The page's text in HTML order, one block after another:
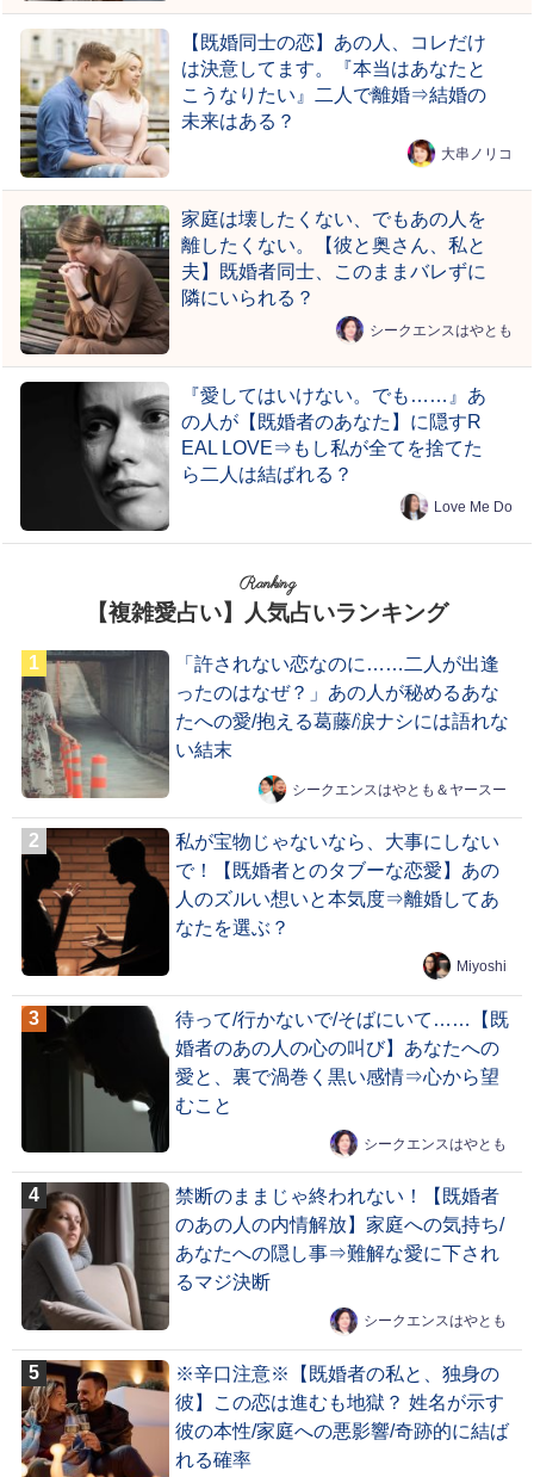
【既婚同士の恋】あの人、コレだけ
は決意してます。『本当はあなたと
こうなりたい』二人で離婚⇒結婚の
未来はある？
大串ノリコ
家庭は壊したくない、でもあの人を
離したくない。【彼と奥さん、私と
夫】既婚者同士、このままバレずに
隣にいられる？
シークエンスはやとも
『愛してはいけない。でも……』あ
の人が【既婚者のあなた】に隠すR
EAL LOVE⇒もし私が全てを捨てた
ら二人は結ばれる？
Love Me Do
Ranking
【複雑愛占い】人気占いランキング
「許されない恋なのに……二人が出逢
ったのはなぜ？」あの人が秘めるあな
たへの愛/抱える葛藤/涙ナシには語れな
い結末
シークエンスはやとも＆ヤースー
私が宝物じゃないなら、大事にしない
で！【既婚者とのタブーな恋愛】あの
人のズルい想いと本気度⇒離婚してあ
なたを選ぶ？
Miyoshi
待って/行かないで/そばにいて……【既
婚者のあの人の心の叫び】あなたへの
愛と、裏で渦巻く黒い感情⇒心から望
むこと
シークエンスはやとも
禁断のままじゃ終われない！【既婚者
のあの人の内情解放】家庭への気持ち/
あなたへの隠し事⇒難解な愛に下され
るマジ決断
シークエンスはやとも
※辛口注意※【既婚者の私と、独身の
彼】この恋は進むも地獄？ 姓名が示す
彼の本性/家庭への悪影響/奇跡的に結ば
れる確率